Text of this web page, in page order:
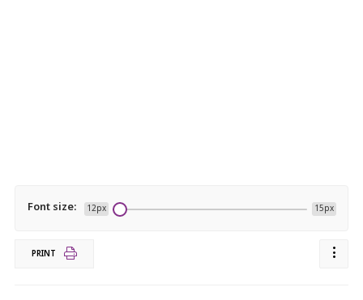
Font size: 12px 15px
PRINT